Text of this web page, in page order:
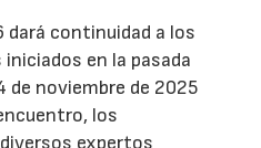
dará continuidad a los
en la pasada
de noviembre de 2025
los